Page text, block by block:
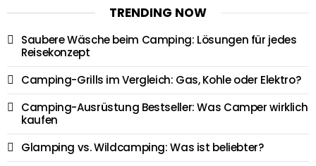
TRENDING NOW
Saubere Wäsche beim Camping: Lösungen für jedes
Reisekonzept
Camping-Grills im Vergleich: Gas, Kohle oder Elektro?
Camping-Ausrüstung Bestseller: Was Camper wirklich
kaufen
Glamping vs. Wildcamping: Was ist beliebter?